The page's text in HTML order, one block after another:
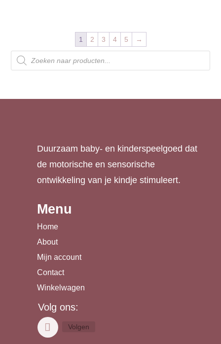
1 2 3 4 5
→
Producten
zoeken
Duurzaam baby- en kinderspeelgoed dat
de motorische en sensorische
ontwikkeling van je kindje stimuleert.
Menu
Home
About
Mijn account
Contact
Winkelwagen
Volg ons:
Volgen